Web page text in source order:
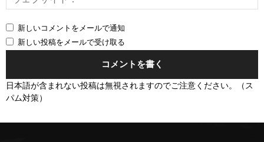
*
新しいコメントをメールで通知
新しい投稿をメールで受け取る
日本語が含まれない投稿は無視されますのでご注意ください。（ス
パム対策）